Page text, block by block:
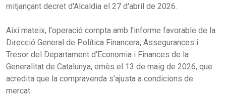
mitjançant decret d'Alcaldia el 27 d'abril de 2026.
Així mateix, l'operació compta amb l'informe favorable de la
Direcció General de Política Financera, Assegurances i
Tresor del Departament d'Economia i Finances de la
Generalitat de Catalunya, emès el 13 de maig de 2026, que
acredita que la compravenda s'ajusta a condicions de
mercat.